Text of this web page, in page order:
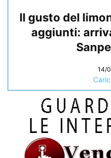
Il gusto del
aggiunti:
14/